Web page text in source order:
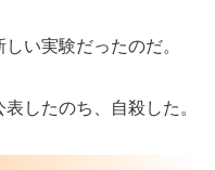
い実験だったのだ。
したのち、自殺した。